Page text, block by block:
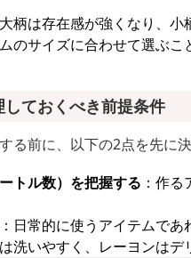
柄は存在感が強くなり、小
のサイズに合わせて選ぶこ
しておくべき前提条件
る前に、以下の2点を先に
トル数）を把握する ：作
：日常的に使うアイテムであ
洗いやすく、レーヨンはデ